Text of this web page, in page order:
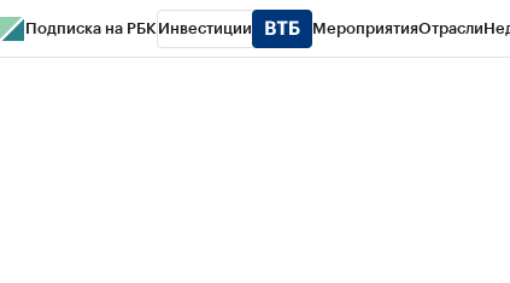
Подписка на РБК Инвестиции МероприятияОтрасли